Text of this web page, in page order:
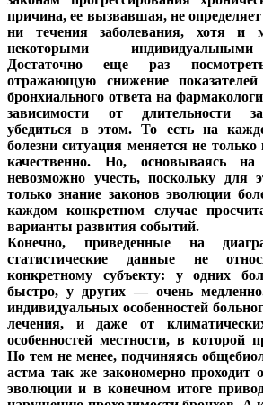
причина, ее вызвавшая, не
ни течения заболевания, хотя и
некоторыми
Достаточно еще раз
отражающую снижение
бронхиального ответа на
зависимости от длительности
убедиться в этом. То есть на
болезни ситуация меняется не
качественно. Но, основываясь на
невозможно учесть, поскольку для
только знание законов эволюции
каждом конкретном случае
варианты развития событий.
Конечно, приведенные на
статистические данные не
конкретному субъекту: у одних
быстро, у других — очень
индивидуальных особенностей
лечения, и даже от
особенностей местности, в которой
Но тем не менее, подчиняясь
астма так же закономерно проходит
эволюции и в конечном итоге